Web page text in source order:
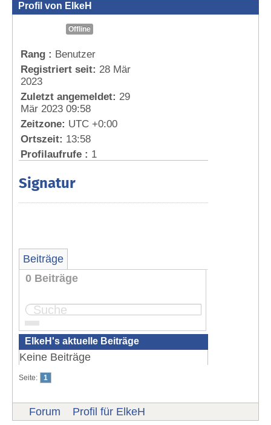
Profil von ElkeH
Offline
Rang : Benutzer
Registriert seit: 28 Mär
2023
Zuletzt angemeldet: 29
Mär 2023 09:58
Zeitzone: UTC +0:00
Ortszeit: 13:58
Profilaufrufe : 1
Signatur
Beiträge
0 Beiträge
ElkeH's aktuelle Beiträge
Keine Beiträge
Seite: 1
Forum Profil für ElkeH